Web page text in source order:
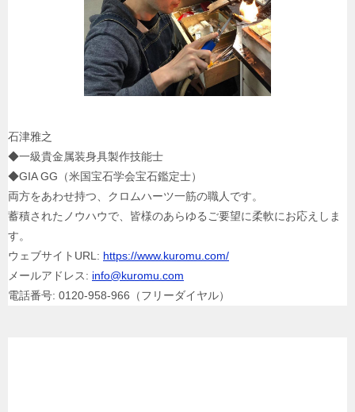
石津雅之
◆一級貴金属装身具製作技能士
◆GIA GG（米国宝石学会宝石鑑定士）
両方をあわせ持つ、クロムハーツ一筋の職人です。
蓄積されたノウハウで、皆様のあらゆるご要望に柔軟にお応えしま
す。
ウェブサイトURL: https://www.kuromu.com/
メールアドレス: info@kuromu.com
電話番号: 0120-958-966（フリーダイヤル）